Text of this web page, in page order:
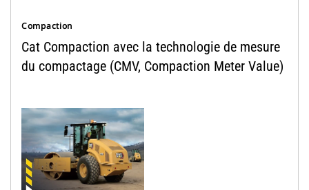
Compaction
Cat Compaction avec la technologie de mesure
du compactage (CMV, Compaction Meter Value)